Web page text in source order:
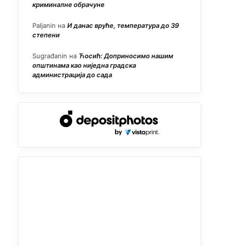
криминалне обрачуне
Paljanin на И данас вруће, температура до 39
степени
Sugrađanin на Ћосић: Доприносимо нашим
општинама као ниједна градска
администрација до сада